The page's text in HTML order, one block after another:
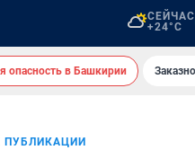
СЕЙЧАС
+24°C
опасность в Башкирии
ПУБЛИКАЦИИ